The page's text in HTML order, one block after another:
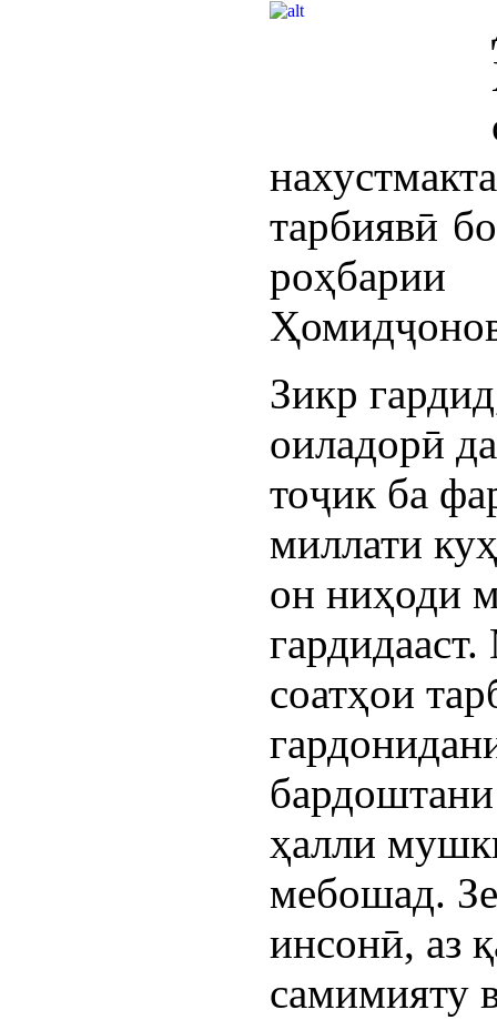
тарбиявӣ
Зикр
оиладорӣ
тоҷик ба
миллати
он ниҳоди
соатҳои
ҳалли
мебошад.
инсонӣ, аз
самимияту